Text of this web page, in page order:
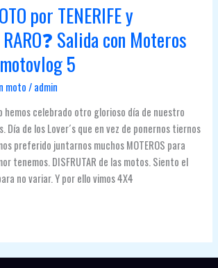
por TENERIFE y
RARO❓ Salida con Moteros
5
moto/admin
hemos celebrado otro glorioso día de nuestro
Día de los Lover´s que en vez de ponernos tiernos
preferido juntarnos muchos MOTEROS para
tenemos. DISFRUTAR de las motos. Siento el
no variar. Y por ello vimos 4X4